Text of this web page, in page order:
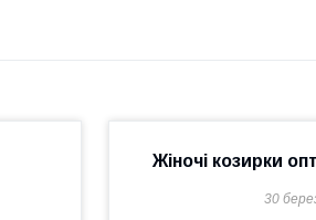
Жіночі козирки
30